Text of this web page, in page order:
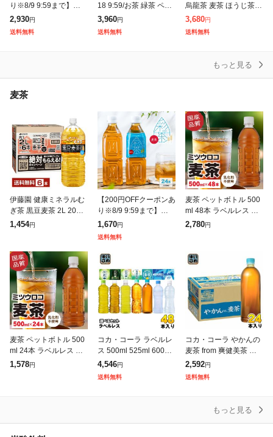
り※8/9 9:59まで】緑茶
彩茶-あやちゃ- お茶 50
0ml×48本 ライフドリン
クカンパニー
2,930円
送料無料
18 9:59/お茶 緑茶 ペッ
トボトル 500ml 48本 (2
3,960円
送料無料
烏龍茶 麦茶 ほうじ茶
ルイボスティー ジャス
ミンティー お茶 アイリ
ス 日本茶 茶葉 国産 グ
3,680円
送料無料
もっと見る
麦茶
伊藤園 健康ミネラルむ
ぎ茶 黒豆麦茶 2L 2000
ml ペットボトル 6本 1
1,454円
【200円OFFクーポンあ
り※8/9 9:59まで】麦茶
彩茶 -あやちゃ- お茶 ム
ギ茶 500ml×24本 六条
大麦 ライフ
1,670円
送料無料
麦茶 ペットボトル 500
ml 48本 ラベルレス ミ
ツウロコ 24本 2箱セッ
2,780円
麦茶 ペットボトル 500
ml 24本 ラベルレス ミ
ツウロコ 国産大麦 10
1,578円
コカ・コーラ ラベルレ
ス 500ml 525ml 600ml
650ml ペットボトル 選
べる 48本 (24本×2) 機
能性表
4,546円
送料無料
コカ・コーラ やかんの
麦茶 from 爽健美茶 ラ
ベルレス 650ml ペット
ボトル 24本入 お茶 む
ぎちゃ むぎ茶 カフェイ
2,592円
送料無料
もっと見る